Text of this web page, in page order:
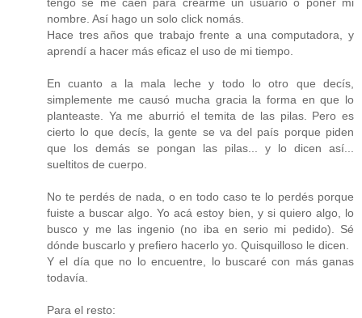
nombre. Así hago un solo click nomás.
Hace tres años que trabajo frente a una computadora, y
aprendí a hacer más eficaz el uso de mi tiempo.
En cuanto a la mala leche y todo lo otro que decís,
simplemente me causó mucha gracia la forma en que lo
planteaste. Ya me aburrió el temita de las pilas. Pero es
cierto lo que decís, la gente se va del país porque piden
que los demás se pongan las pilas... y lo dicen así...
sueltitos de cuerpo.
No te perdés de nada, o en todo caso te lo perdés porque
fuiste a buscar algo. Yo acá estoy bien, y si quiero algo, lo
busco y me las ingenio (no iba en serio mi pedido). Sé
dónde buscarlo y prefiero hacerlo yo. Quisquilloso le dicen.
Y el día que no lo encuentre, lo buscaré con más ganas
todavía.
Para el resto: